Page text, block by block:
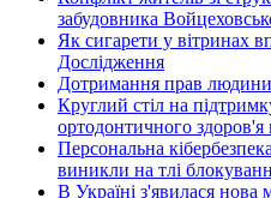
забудовника
Як сигарети у вітринах
Дослідження
Дотримання прав людини
Круглий стіл на
ортодонтичного здоров'я
Персональна
виникли на тлі
В Україні з'явилася нова